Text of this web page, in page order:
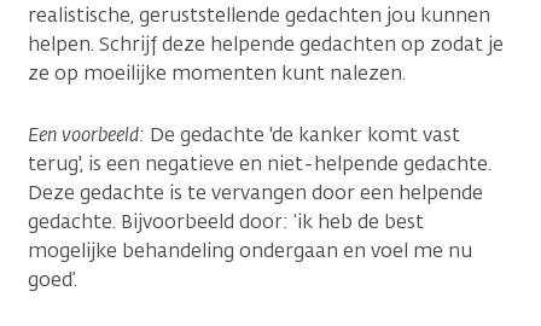
realistische, geruststellende gedachten jou kunnen
helpen. Schrijf deze helpende gedachten op zodat je
ze op moeilijke momenten kunt nalezen.
Een voorbeeld: De gedachte 'de kanker komt vast
terug', is een negatieve en niet-helpende gedachte.
Deze gedachte is te vervangen door een helpende
gedachte. Bijvoorbeeld door: ‘ik heb de best
mogelijke behandeling ondergaan en voel me nu
goed’.